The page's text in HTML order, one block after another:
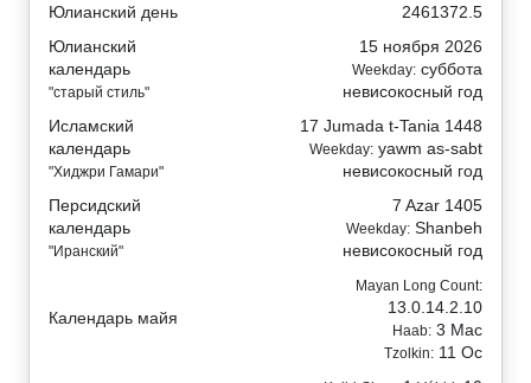
Юлианский день
2461372.5
Юлианский
календарь
"старый стиль"
15 ноября 2026
Weekday: суббота
невисокосный год
Исламский
календарь
"Хиджри Гамари"
17 Jumada t-Tania 1448
Weekday: yawm as-sabt
невисокосный год
Персидский
календарь
"Иранский"
7 Azar 1405
Weekday: Shanbeh
невисокосный год
Календарь майя
Mayan Long Count:
13.0.14.2.10
Haab: 3 Mac
Tzolkin: 11 Oc